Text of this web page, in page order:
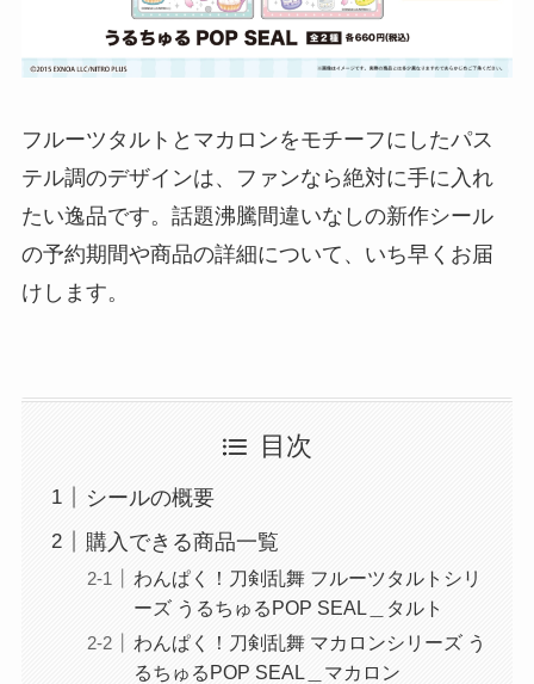
フルーツタルトとマカロンをモチーフにしたパス
テル調のデザインは、ファンなら絶対に手に入れ
たい逸品です。話題沸騰間違いなしの新作シール
の予約期間や商品の詳細について、いち早くお届
けします。
目次
シールの概要
購入できる商品一覧
わんぱく！刀剣乱舞 フルーツタルトシリ
ーズ うるちゅるPOP SEAL＿タルト
わんぱく！刀剣乱舞 マカロンシリーズ う
るちゅるPOP SEAL＿マカロン